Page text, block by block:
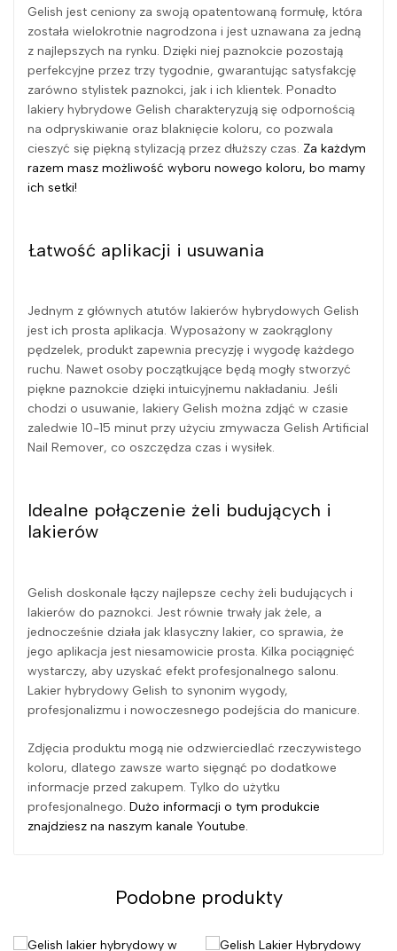
Gelish jest ceniony za swoją opatentowaną formułę, która
została wielokrotnie nagrodzona i jest uznawana za jedną
z najlepszych na rynku. Dzięki niej paznokcie pozostają
perfekcyjne przez trzy tygodnie, gwarantując satysfakcję
zarówno stylistek paznokci, jak i ich klientek. Ponadto
lakiery hybrydowe Gelish charakteryzują się odpornością
na odpryskiwanie oraz blaknięcie koloru, co pozwala
cieszyć się piękną stylizacją przez dłuższy czas. Za każdym
razem masz możliwość wyboru nowego koloru, bo mamy
ich setki!
Łatwość aplikacji i usuwania
Jednym z głównych atutów lakierów hybrydowych Gelish
jest ich prosta aplikacja. Wyposażony w zaokrąglony
pędzelek, produkt zapewnia precyzję i wygodę każdego
ruchu. Nawet osoby początkujące będą mogły stworzyć
piękne paznokcie dzięki intuicyjnemu nakładaniu. Jeśli
chodzi o usuwanie, lakiery Gelish można zdjąć w czasie
zaledwie 10-15 minut przy użyciu zmywacza Gelish Artificial
Nail Remover, co oszczędza czas i wysiłek.
Idealne połączenie żeli budujących i
lakierów
Gelish doskonale łączy najlepsze cechy żeli budujących i
lakierów do paznokci. Jest równie trwały jak żele, a
jednocześnie działa jak klasyczny lakier, co sprawia, że
jego aplikacja jest niesamowicie prosta. Kilka pociągnięć
wystarczy, aby uzyskać efekt profesjonalnego salonu.
Lakier hybrydowy Gelish to synonim wygody,
profesjonalizmu i nowoczesnego podejścia do manicure.
Zdjęcia produktu mogą nie odzwierciedlać rzeczywistego
koloru, dlatego zawsze warto sięgnąć po dodatkowe
informacje przed zakupem. Tylko do użytku
profesjonalnego. Dużo informacji o tym produkcie
znajdziesz na naszym kanale Youtube.
Podobne produkty